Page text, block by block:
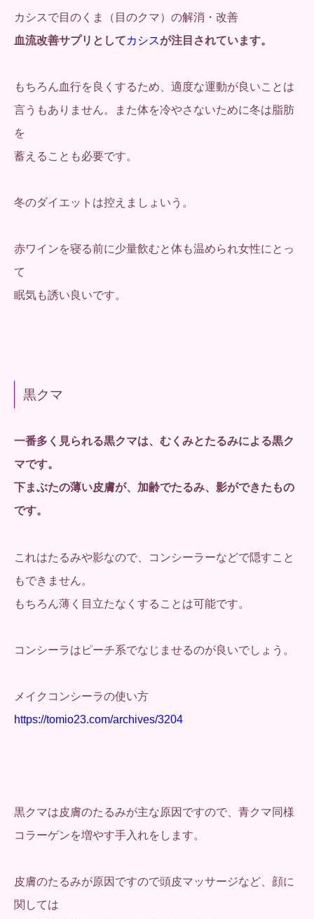
カシスで目のくま（目のクマ）の解消・改善
血流改善サプリとしてカシスが注目されています。
もちろん血行を良くするため、適度な運動が良いことは
言うもありません。また体を冷やさないために冬は脂肪
を
蓄えることも必要です。
冬のダイエットは控えましょいう。
赤ワインを寝る前に少量飲むと体も温められ女性にとっ
て
眠気も誘い良いです。
黒クマ
一番多く見られる黒クマは、むくみとたるみによる黒ク
マです。
下まぶたの薄い皮膚が、加齢でたるみ、影ができたもの
です。
これはたるみや影なので、コンシーラーなどで隠すこと
もできません。
もちろん薄く目立たなくすることは可能です。
コンシーラはピーチ系でなじませるのが良いでしょう。
メイクコンシーラの使い方
https://tomio23.com/archives/3204
黒クマは皮膚のたるみが主な原因ですので、青クマ同様
コラーゲンを増やす手入れをします。
皮膚のたるみが原因ですので頭皮マッサージなど、顔に
関しては